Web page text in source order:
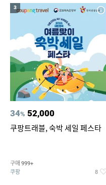
3
34% 52,000
쿠팡트래블, 숙박 세일 페스타
구매 999+
쿠팡 8